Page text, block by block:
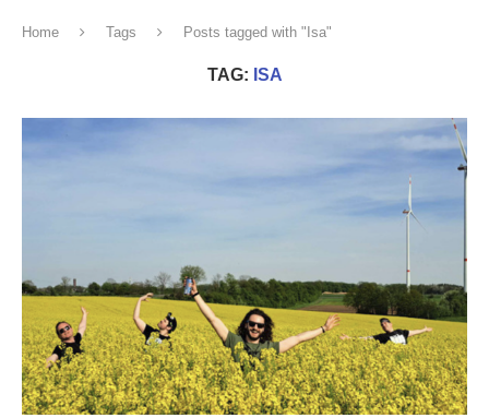
Home Tags Posts tagged with "Isa"
TAG: ISA